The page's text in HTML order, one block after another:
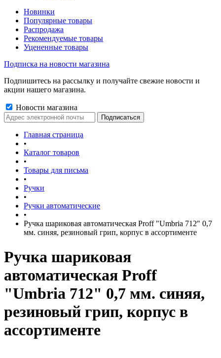
Новинки
Популярные товары
Распродажа
Рекомендуемые товары
Уцененные товары
Подписка на новости магазина
Подпишитесь на рассылку и получайте свежие новости и
акции нашего магазина.
Новости магазина
Главная страница
•
Каталог товаров
•
Товары для письма
•
Ручки
•
Ручки автоматические
•
Ручка шариковая автоматическая Proff "Umbria 712" 0,7
мм. синяя, резиновый грип, корпус в ассортименте
Ручка шариковая
автоматическая Proff
"Umbria 712" 0,7 мм. синяя,
резиновый грип, корпус в
ассортименте